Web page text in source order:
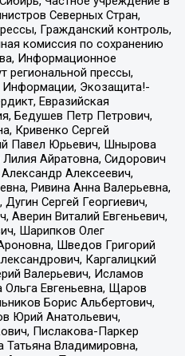
Северных Стран,
Гражданский контроль,
комиссия по сохранению
Информационное
региональной прессы,
Информации, Экозащита!-
Евразийская
Бедушев Петр Петрович,
Кривенко Сергей
Павел Юрьевич, Шнырова
Айратовна, Сидорович
Алексеевич,
Ривина Анна Валерьевна,
Сергей Георгиевич,
Аверин Виталий Евгеньевич,
Шарипков Олег
Шведов Григорий
Каргалицкий
Валерьевич, Исламов
Евгеньевна, Щаров
Борис Альбертович,
Юрий Анатольевич,
Пислакова-Паркер
Владимировна,